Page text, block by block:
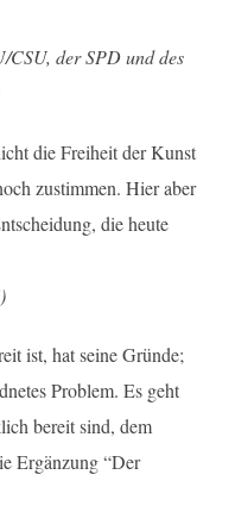
der SPD und des
die Freiheit der Kunst
zustimmen. Hier aber
die heute
ist, hat seine Gründe;
Problem. Es geht
bereit sind, dem
Ergänzung “Der